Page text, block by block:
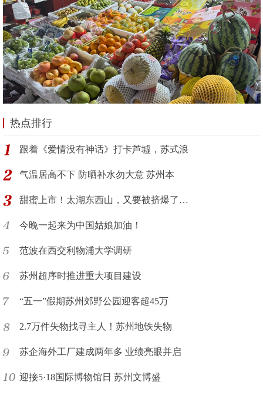
热点排行
跟着《爱情没有神话》打卡芦墟，苏式浪
气温居高不下 防晒补水勿大意 苏州本
甜蜜上市！太湖东西山，又要被挤爆了…
今晚一起来为中国姑娘加油！
范波在西交利物浦大学调研
苏州超序时推进重大项目建设
“五一”假期苏州郊野公园迎客超45万
2.7万件失物找寻主人！苏州地铁失物
苏企海外工厂建成两年多 业绩亮眼并启
迎接5·18国际博物馆日 苏州文博盛